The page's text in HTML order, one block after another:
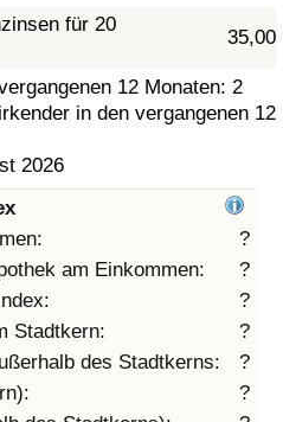
für 20
35,00
12 Monaten: 2
in den vergangenen 12
2026
?
am Einkommen:
?
?
Stadtkern:
?
des Stadtkerns:
?
?
nach Land
(aktuell)
nach Land